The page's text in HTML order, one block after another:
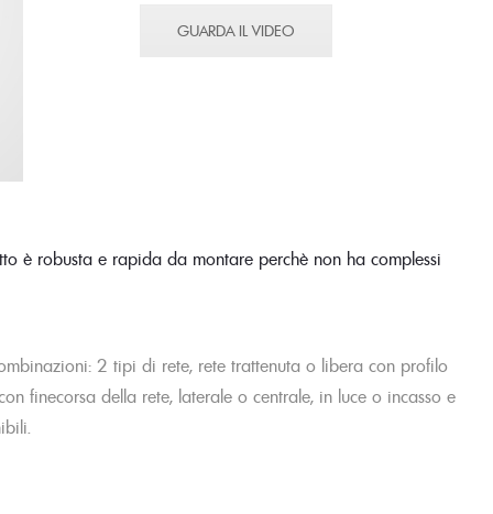
GUARDA IL VIDEO
è robusta e rapida da montare perchè non ha complessi
2 tipi di rete, rete trattenuta o libera con profilo
finecorsa della rete, laterale o centrale, in luce o incasso e